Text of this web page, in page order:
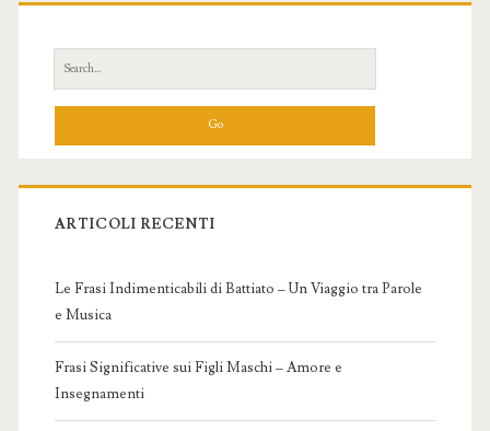
Search
for:
ARTICOLI RECENTI
Le Frasi Indimenticabili di Battiato – Un Viaggio tra Parole
e Musica
Frasi Significative sui Figli Maschi – Amore e
Insegnamenti